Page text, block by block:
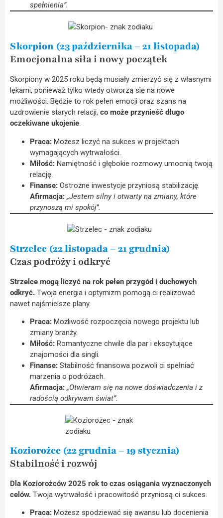
spełnienia”.
Skorpion (23 października – 21 listopada)
Emocjonalna siła i nowy początek
Skorpiony w 2025 roku będą musiały zmierzyć się z własnymi
lękami, ponieważ tylko wtedy otworzą się na nowe
możliwości. Będzie to rok pełen emocji oraz szans na
uzdrowienie starych relacji, co może przynieść długo
oczekiwane ukojenie.
Praca: Możesz liczyć na sukces w projektach
wymagających wytrwałości.
Miłość: Namiętność i głębokie rozmowy umocnią twoją
relację.
Finanse: Ostrożne inwestycje przyniosą stabilizację.
Afirmacja: „Jestem silny i otwarty na zmiany, które
przynoszą mi spokój”.
Strzelec (22 listopada – 21 grudnia)
Czas podróży i odkryć
Strzelce mogą liczyć na rok pełen przygód i duchowych
odkryć. Twoja energia i optymizm pomogą ci realizować
nawet najśmielsze plany.
Praca: Możliwość rozpoczęcia nowego projektu lub
zmiany branży.
Miłość: Romantyczne chwile dla par i ekscytujące
znajomości dla singli.
Finanse: Stabilność finansowa pozwoli ci spełniać
marzenia o podróżach.
Afirmacja: „Otwieram się na nowe doświadczenia i z
radością odkrywam świat”.
Koziorożec (22 grudnia – 19 stycznia)
Stabilność i rozwój
Dla Koziorożców 2025 rok to czas osiągania wyznaczonych
celów. Twoja wytrwałość i pracowitość przyniosą ci sukces.
Praca: Możesz spodziewać się awansu lub docenienia